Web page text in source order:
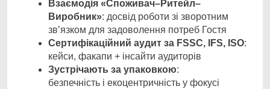
Взаємодія «Споживач–Ритейл–
Виробник»: досвід роботи зі зворотним
зв’язком для задоволення потреб Гостя
Сертифікаційний аудит за FSSC, IFS, ISO:
кейси, факапи + інсайти аудиторів
Зустрічають за упаковкою:
безпечність і екоцентричність у фокусі